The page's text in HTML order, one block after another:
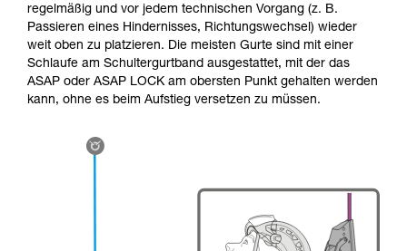
regelmäßig und vor jedem technischen Vorgang (z. B.
Passieren eines Hindernisses, Richtungswechsel) wieder
weit oben zu platzieren. Die meisten Gurte sind mit einer
Schlaufe am Schultergurtband ausgestattet, mit der das
ASAP oder ASAP LOCK am obersten Punkt gehalten werden
kann, ohne es beim Aufstieg versetzen zu müssen.